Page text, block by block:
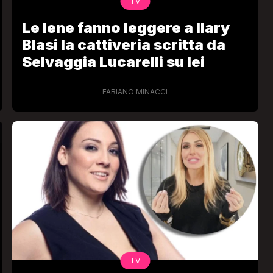
Le Iene fanno leggere a Ilary
Blasi la cattiveria scritta da
Selvaggia Lucarelli su lei
FABIANO MINACCI
TV